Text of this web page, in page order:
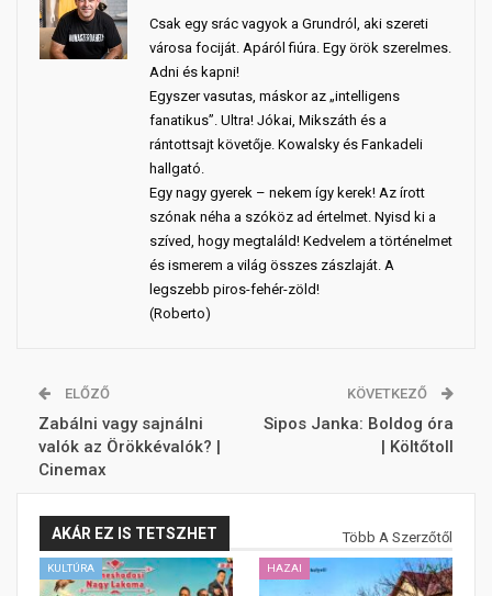
Csak egy srác vagyok a Grundról, aki szereti
városa fociját. Apáról fiúra. Egy örök szerelmes.
Adni és kapni!
Egyszer vasutas, máskor az „intelligens
fanatikus”. Ultra! Jókai, Mikszáth és a
rántottsajt követője. Kowalsky és Fankadeli
hallgató.
Egy nagy gyerek – nekem így kerek! Az írott
szónak néha a szóköz ad értelmet. Nyisd ki a
szíved, hogy megtaláld! Kedvelem a történelmet
és ismerem a világ összes zászlaját. A
legszebb piros-fehér-zöld!
(Roberto)
ELŐZŐ
Zabálni vagy sajnálni
valók az Örökkévalók? |
Cinemax
KÖVETKEZŐ
Sipos Janka: Boldog óra
| Költőtoll
AKÁR EZ IS TETSZHET Több A Szerzőtől
KULTÚRA HAZAI